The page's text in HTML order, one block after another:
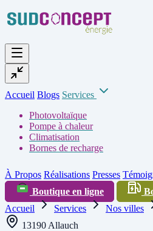
Accueil Blogs Services
Photovoltaïque
Pompe à chaleur
Climatisation
Bornes de recharge
À Propos Réalisations Presses
Boutique en ligne
Accueil
Services Nos villes
13190 Allauch